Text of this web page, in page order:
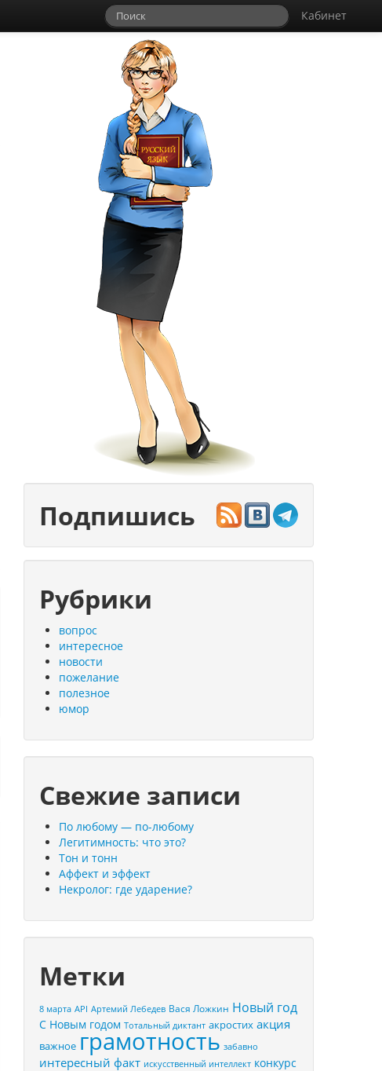
Кабинет
Подпишись
Рубрики
вопрос
интересное
новости
пожелание
полезное
юмор
Свежие записи
По любому — по-любому
Легитимность: что это?
Тон и тонн
Аффект и эффект
Некролог: где ударение?
Метки
8 марта API Артемий Лебедев Вася Ложкин Новый год
С Новым годом Тотальный диктант акростих акция
важное грамотность забавно
интересный факт искусственный интеллект конкурс